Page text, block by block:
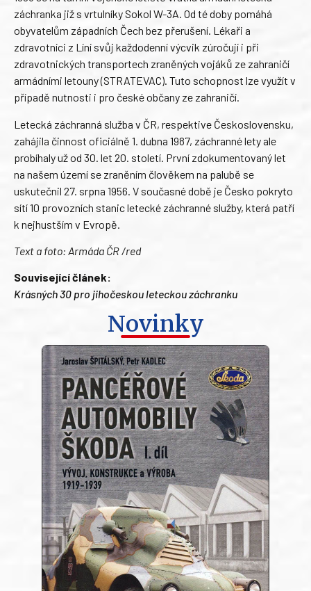
záchranka již s vrtulníky Sokol W-3A. Od té doby pomáhá
obyvatelům západních Čech bez přerušení. Lékaři a
zdravotníci z Líní svůj každodenní výcvik zúročují i při
zdravotnických transportech zraněných vojáků ze zahraničí
armádními letouny (STRATEVAC). Tuto schopnost lze využít v
případě nutnosti i pro české občany ze zahraničí.
Letecká záchranná služba v ČR, respektive Československu,
zahájila činnost oficiálně 1. dubna 1987, záchranné lety ale
probíhaly už od 30. let 20. století. První zdokumentovaný let
na našem území se zraněním člověkem na palubě se
uskutečnil 27. srpna 1956. V současné době je Česko pokryto
sítí 10 provozních stanic letecké záchranné služby, která patří
k nejhustším v Evropě.
Text a foto: Armáda ČR /red
Související článek:
Krásných 30 pro jihočeskou leteckou záchranku
Novinky